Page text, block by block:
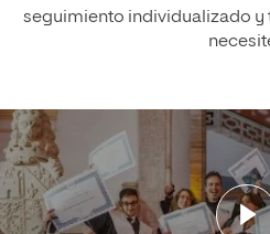
seguimiento individualizado y